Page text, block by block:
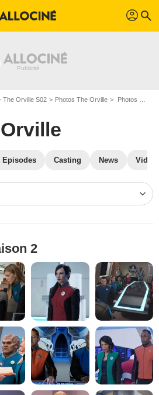
profil search
The Orville S02 Photos The Orville Photos The Orville S02
Episodes Casting News
2